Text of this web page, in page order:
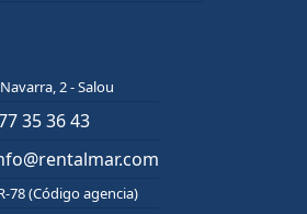
2 - Salou
35 36 43
78 (Código agencia)